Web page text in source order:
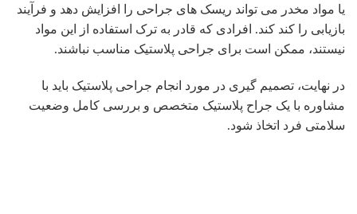
یا مواد مخدر می تواند ریسک های جراحی را افزایش دهد و فرآیند
بازیابی را کند کند. افرادی که قادر به ترک استفاده از این مواد
نیستند، ممکن است برای جراحی پلاستیک مناسب نباشند.
در نهایت، تصمیم گیری در مورد انجام جراحی پلاستیک باید با
مشاوره با یک جراح پلاستیک متخصص و بررسی کامل وضعیت
سلامتی فرد اتخاذ شود.